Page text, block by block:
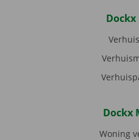
Dockx
Dockx
Woning